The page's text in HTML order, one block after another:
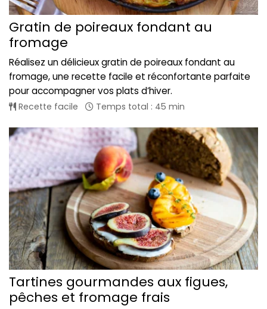
Gratin de poireaux fondant au
fromage
Réalisez un délicieux gratin de poireaux fondant au
fromage, une recette facile et réconfortante parfaite
pour accompagner vos plats d’hiver.
Recette facile Temps total : 45 min
Tartines gourmandes aux figues,
pêches et fromage frais